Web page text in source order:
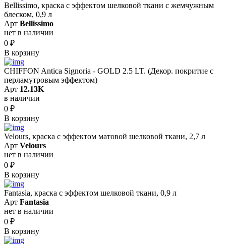
Bellissimo, краска с эффектом шелковой ткани с жемчужным
блеском, 0,9 л
Арт Bellissimo
нет в наличии
0 ₽
В корзину
CHIFFON Antica Signoria - GOLD 2.5 LT. (Декор. покритие с
перламутровым эффектом)
Арт 12.13K
в наличии
0 ₽
В корзину
Velours, краска с эффектом матовой шелковой ткани, 2,7 л
Арт Velours
нет в наличии
0 ₽
В корзину
Fantasia, краска с эффектом шелковой ткани, 0,9 л
Арт Fantasia
нет в наличии
0 ₽
В корзину